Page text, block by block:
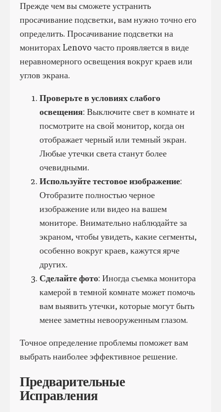
Прежде чем вы сможете устранить
просачивание подсветки, вам нужно точно его
определить. Просачивание подсветки на
мониторах Lenovo часто проявляется в виде
неравномерного освещения вокруг краев или
углов экрана.
Проверьте в условиях слабого
освещения: Выключите свет в комнате и
посмотрите на свой монитор, когда он
отображает черный или темный экран.
Любые утечки света станут более
очевидными.
Используйте тестовое изображение:
Отобразите полностью черное
изображение или видео на вашем
мониторе. Внимательно наблюдайте за
экраном, чтобы увидеть, какие сегменты,
особенно вокруг краев, кажутся ярче
других.
Сделайте фото: Иногда съемка монитора
камерой в темной комнате может помочь
вам выявить утечки, которые могут быть
менее заметны невооруженным глазом.
Точное определение проблемы поможет вам
выбрать наиболее эффективное решение.
Предварительные
Исправления